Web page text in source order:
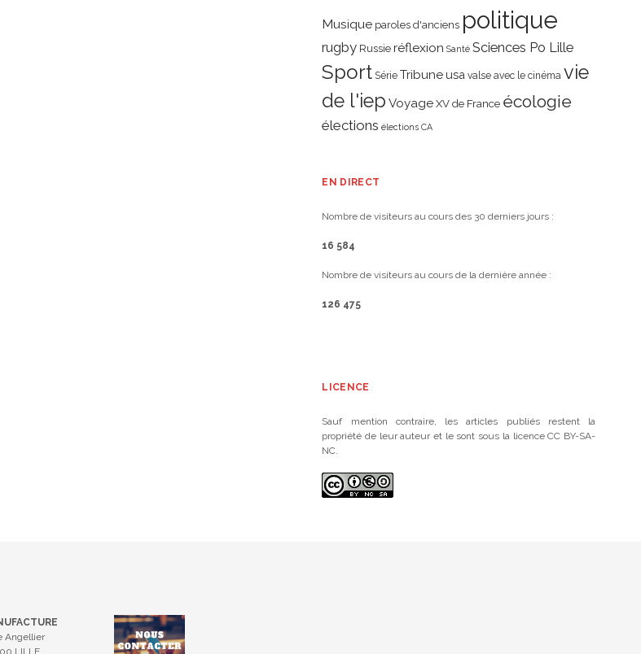
Musique paroles d'anciens politique
rugby Russie réflexion Santé Sciences Po Lille
Sport Série Tribune usa valse avec le cinéma vie
de l'iep Voyage XV de France écologie
élections élections CA
EN DIRECT
Nombre de visiteurs au cours des 30 derniers jours :
16 584
Nombre de visiteurs au cours de la dernière année :
126 475
LICENCE
Sauf mention contraire, les articles publiés restent la
propriété de leur auteur et le sont sous la licence CC BY-SA-
NC.
Angellier
LILLE